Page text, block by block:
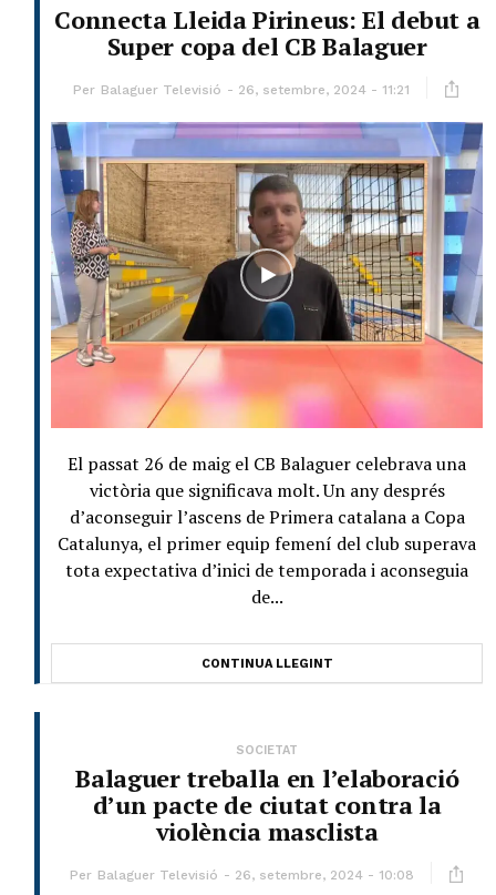
Connecta Lleida Pirineus: El debut a
Super copa del CB Balaguer
Per Balaguer Televisió 26, setembre, 2024 - 11:21
El passat 26 de maig el CB Balaguer celebrava una
victòria que significava molt. Un any després
d’aconseguir l’ascens de Primera catalana a Copa
Catalunya, el primer equip femení del club superava
tota expectativa d’inici de temporada i aconseguia
de...
CONTINUA LLEGINT
SOCIETAT
Balaguer treballa en l’elaboració
d’un pacte de ciutat contra la
violència masclista
Per Balaguer Televisió 26, setembre, 2024 - 10:08